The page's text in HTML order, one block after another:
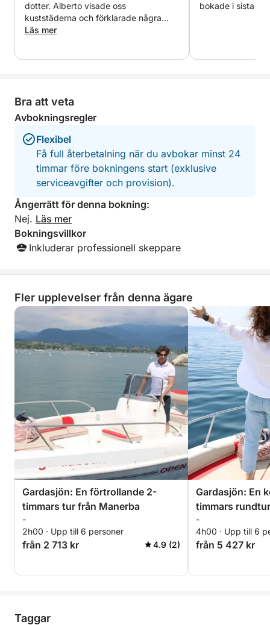
dotter. Alberto visade oss
kuststäderna och förklarade några
lokala sevärdheter.
Läs mer
bokade i sista
Bra att veta
Avbokningsregler
Flexibel
Få full återbetalning när du avbokar minst 24
timmar före bokningens start (exklusive
serviceavgifter och provision).
Ångerrätt för denna bokning:
Nej. Läs mer
Bokningsvillkor
Inkluderar professionell skeppare
Fler upplevelser från denna ägare
Gardasjön: En förtrollande 2-
timmars tur från Manerba
-
2h00 · Upp till 6 personer
från 2 713 kr 4.9 (2)
Gardasjön: En
timmars
-
4h00 · Upp till 6
från 5 427 kr
Taggar